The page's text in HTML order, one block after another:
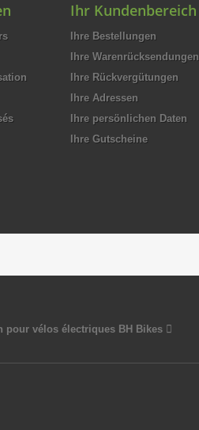
Ihr Kundenbereich
Ihre Bestellungen
Ihre Warenrücksendungen
Ihre Rückvergütungen
Ihre Adressen
Ihre persönlichen Daten
Ihre Gutscheine
pour vélos électriques BH Bikes